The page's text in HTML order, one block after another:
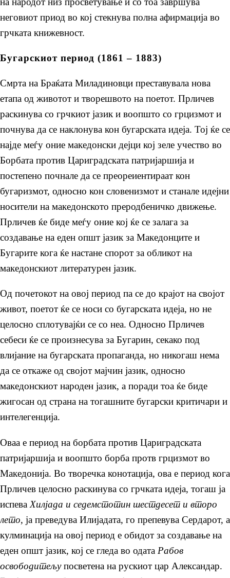
неговиот приод во кој стекнува полна афирмација во
грчката книжевност.
Бугарскиот период (1861 – 1883)
Смрта на Браќата Миладиновци преставувала нова
етапа од животот и творешвото на поетот. Прличев
раскинува со грчкиот јазик и воопшто со грцизмот и
почнува да се наклонува кон бугарската идеја. Тој ќе се
најде меѓу оние македонски дејци кој зеле учество во
Борбата против Цариградската патријаршија и
постепено почнале да се преореиентираат кон
бугаризмот, односно кон словенизмот и станале идејни
носители на македонското преродбеничко движење.
Прличев ќе биде меѓу оние кој ќе се залага за
создавање на еден општ јазик за Македонците и
Бугарите кога ќе настане спорот за обликот на
македонскиот литературен јазик.
Од почетокот на овој период па се до крајот на својот
живот, поетот ќе се носи со бугарската идеја, но не
целосно сплотувајќи се со неа. Односно Прличев
себеси ќе се произнесува за Бугарин, секако под
влијание на бугарската пропаганда, но никогаш нема
да се откаже од својот мајчин јазик, односно
македонскиот народен јазик, а поради тоа ќе биде
жигосан од страна на тогашните бугарски критичари и
интелегенција.
Оваа е период на борбата против Цариградската
патријаршија и воопшто борба протв грцизмот во
Македонија. Во творечка конотација, ова е период кога
Прличев целосно раскинува со грчката идеја, тогаш ја
испева Хилјада и седемстотин шестдесет и второ
лето, ја преведува Илијадата, го препевува Сердарот, а
кулминација на овој период е обидот за создавање на
еден општ јазик, кој се гледа во одата Рабов
освободитељупосветена на рускиот цар Александар.